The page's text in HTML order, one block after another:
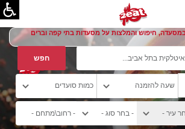
חיפוש והמלצות על מסעדות בתי קפה וברים